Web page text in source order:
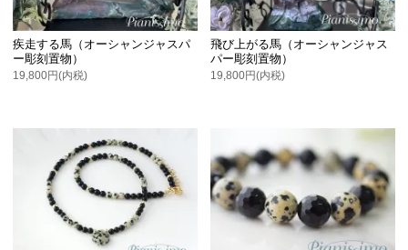
疾走する馬（オーシャンジャスパ
ー彫刻置物）
19,800円(内税)
飛び上がる馬（オーシャンジャス
パー彫刻置物）
19,800円(内税)